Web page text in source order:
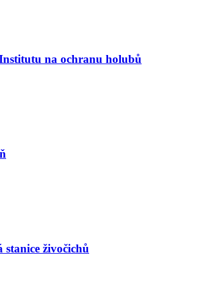
na ochranu holubů
živočichů